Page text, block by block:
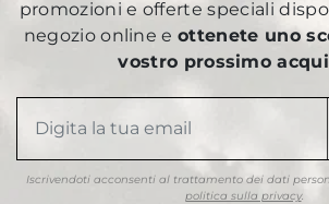
promozioni e offerte speciali
negozio online eottenete uno
vostro prossimo
Iscrivendoti acconsenti al trattamento dei dati
politica sulla privacy.